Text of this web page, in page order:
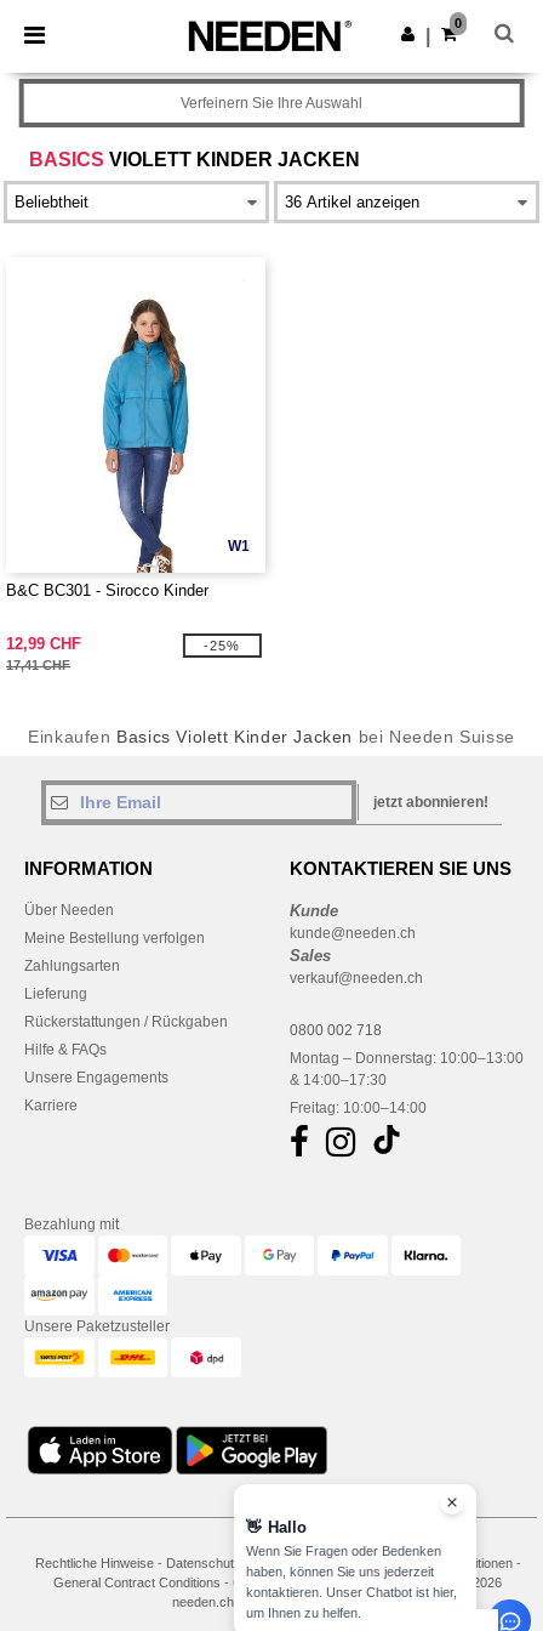
× Needen App
Bessere Preise in der App!
App holen
0
BASICS VIOLETT KINDER JACKEN
Verfeinern Sie Ihre Auswahl
W1
B&C BC301 - Sirocco Kinder
12,99 CHF
17,41 CHF
-25%
Einkaufen Basics Violett Kinder Jacken bei Needen Suisse
jetzt abonnieren!
INFORMATION
Über Needen
Meine Bestellung verfolgen
Zahlungsarten
Lieferung
Rückerstattungen / Rückgaben
Hilfe & FAQs
Unsere Engagements
Karriere
KONTAKTIEREN SIE UNS
Kunde
kunde@needen.ch
Sales
verkauf@needen.ch
0800 002 718
Montag – Donnerstag: 10:00–13:00
& 14:00–17:30
Freitag: 10:00–14:00
Bezahlung mit
Unsere Paketzusteller
Rechtliche Hinweise- Datenschutzbestimmungen - Bedingungen und Konditionen-
General Contract Conditions - Cookie-Richtlinie Site Map
Copyright 2026
needen.ch - Alle Rechte vorbehalten
👋 Hallo
Wenn Sie Fragen oder Bedenken
haben, können Sie uns jederzeit
kontaktieren. Unser Chatbot ist hier,
um Ihnen zu helfen.